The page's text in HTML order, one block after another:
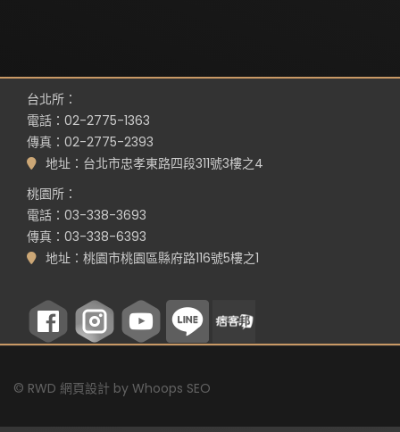
台北所：
電話：02-2775-1363
傳真：02-2775-2393
地址：台北市忠孝東路四段311號3樓之4
桃園所：
電話：03-338-3693
傳真：03-338-6393
地址：桃園市桃園區縣府路116號5樓之1
© RWD 網頁設計 by Whoops SEO